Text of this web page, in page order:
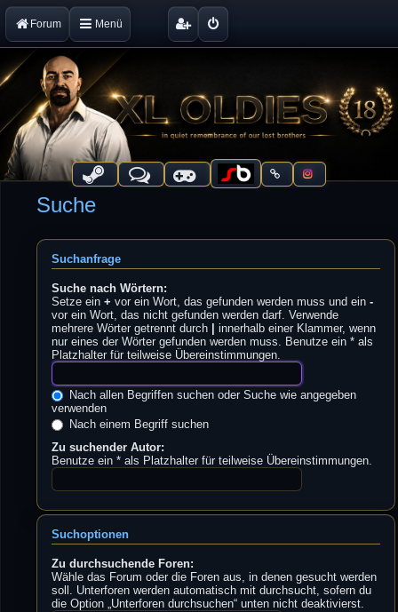
Forum Menü
Suche
Suchanfrage
Suche nach Wörtern:
Setze ein+ vor ein Wort, das gefunden werden muss und ein-
vor ein Wort, das nicht gefunden werden darf. Verwende
mehrere Wörter getrennt durch
innerhalb einer Klammer, wenn
nur eines der Wörter gefunden werden muss. Benutze ein * als
Platzhalter für teilweise Übereinstimmungen.
Nach allen Begriffen suchen oder Suche wie angegeben
verwenden
Nach einem Begriff suchen
Zu suchender Autor:
Benutze ein * als Platzhalter für teilweise Übereinstimmungen.
Suchoptionen
Zu durchsuchende Foren:
Wähle das Forum oder die Foren aus, in denen gesucht werden
soll. Unterforen werden automatisch mit durchsucht, sofern du
die Option „Unterforen durchsuchen“ unten nicht deaktivierst.